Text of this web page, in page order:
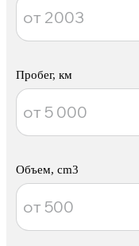
Пробег, км
Объем, cm3